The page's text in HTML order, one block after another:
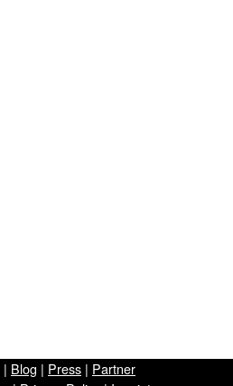
| Blog | Press | Partner